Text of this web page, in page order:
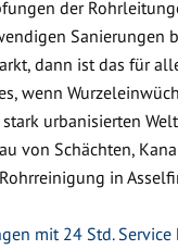
der
dann ist das für
wenn
urbanisierten
von Schächten,
in
mit 24 Std.